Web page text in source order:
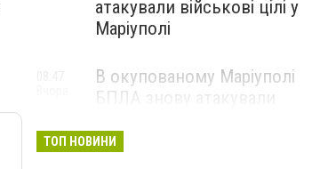
атакували військові цілі у
Маріуполі
В окупованому Маріуполі
БПЛА знову атакували
— ВІДЕО
ТОП НОВИНИ